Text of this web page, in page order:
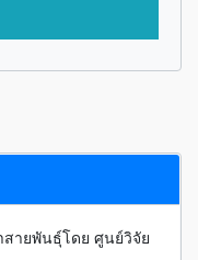
126.7k
ายพันธุ์โดย ศูนย์วิจัย